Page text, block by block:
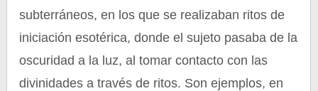
subterráneos, en los que se realizaban ritos de
iniciación esotérica, donde el sujeto pasaba de la
oscuridad a la luz, al tomar contacto con las
divinidades a través de ritos. Son ejemplos, en